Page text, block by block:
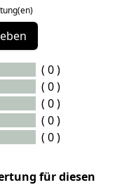
( 0 )
( 0 )
( 0 )
( 0 )
( 0 )
für diesen